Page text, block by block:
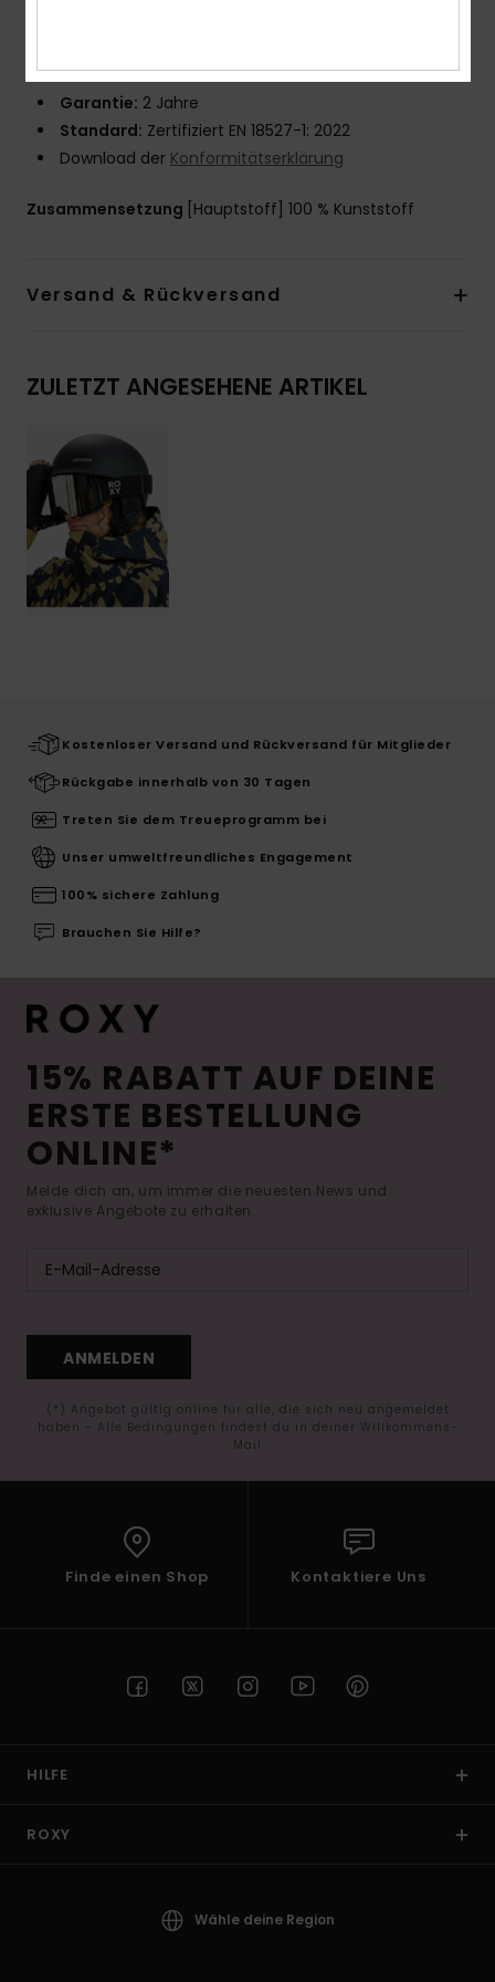
Mikrofaser-Schutzhülle
Garantie: 2 Jahre
Standard: Zertifiziert EN 18527-1: 2022
Download der Konformitätserklärung
Zusammensetzung [Hauptstoff] 100 % Kunststoff
Versand & Rückversand
ZULETZT ANGESEHENE ARTIKEL
Kostenloser Versand und Rückversand für Mitglieder
Rückgabe innerhalb von 30 Tagen
Treten Sie dem Treueprogramm bei
Unser umweltfreundliches Engagement
100% sichere Zahlung
Brauchen Sie Hilfe?
15% RABATT AUF DEINE
ERSTE BESTELLUNG
ONLINE*
Melde dich an, um immer die neuesten News und
exklusive Angebote zu erhalten.
ANMELDEN
(*) Angebot gültig online für alle, die sich neu angemeldet
haben - Alle Bedingungen findest du in deiner Willkommens-
Mail
Finde einen Shop Kontaktiere Uns
HILFE
ROXY
Wähle deine Region